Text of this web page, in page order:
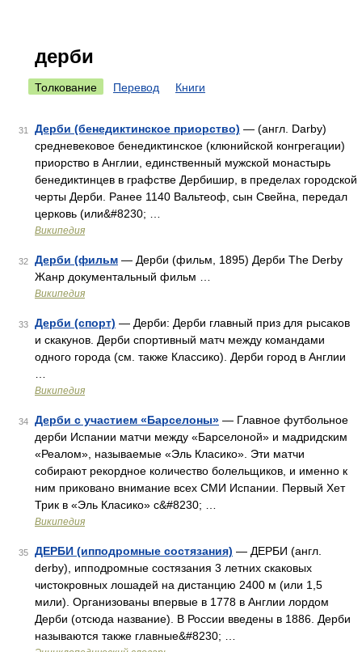
дерби
Толкование Перевод Книги
31 Дерби (бенедиктинское приорство) — (англ. Darby)
средневековое бенедиктинское (клюнийской конгрегации)
приорство в Англии, единственный мужской монастырь
бенедиктинцев в графстве Дербишир, в пределах городской
черты Дерби. Ранее 1140 Вальтеоф, сын Свейна, передал
церковь (или&#8230; …
Википедия
32 Дерби (фильм — Дерби (фильм, 1895) Дерби The Derby
Жанр документальный фильм …
Википедия
33 Дерби (спорт) — Дерби: Дерби главный приз для рысаков
и скакунов. Дерби спортивный матч между командами
одного города (см. также Классико). Дерби город в Англии
Википедия
34 Дерби с участием «Барселоны» — Главное футбольное
дерби Испании матчи между «Барселоной» и мадридским
«Реалом», называемые «Эль Класико». Эти матчи
собирают рекордное количество болельщиков, и именно к
ним приковано внимание всех СМИ Испании. Первый Хет
Трик в «Эль Класико» с&#8230; …
Википедия
35 ДЕРБИ (ипподромные состязания) — ДЕРБИ (англ.
derby), ипподромные состязания 3 летних скаковых
чистокровных лошадей на дистанцию 2400 м (или 1,5
мили). Организованы впервые в 1778 в Англии лордом
Дерби (отсюда название). В России введены в 1886. Дерби
называются также главные&#8230; …